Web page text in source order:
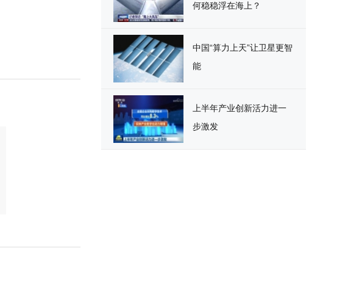
何稳稳浮在海上？
中国“算力上天”让卫星更智
能
上半年产业创新活力进一
步激发